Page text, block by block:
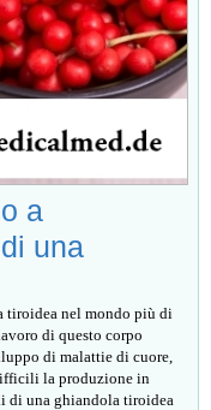
a
una
tiroidea nel mondo più di
di questo corpo
di malattie di cuore,
la produzione in
di una ghiandola tiroidea